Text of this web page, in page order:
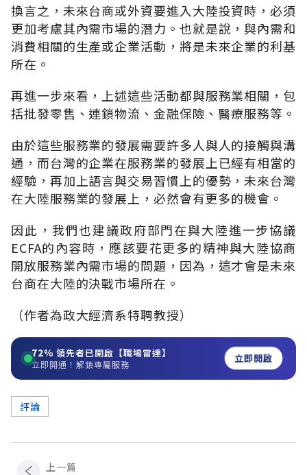
換言之，未來台商或外資要進入大陸投資時，必須
更加考慮其內需市場的潛力。也就是說，與內需和
消費相關的生產或企業活動，將是未來企業的利基
所在。
再進一步來看，上述這些活動都與服務業相關，包
括批發零售、連鎖物流、金融保險、醫療服務等。
由於這些服務業的發展需要許多人與人的接觸與溝
通，而台灣的企業在服務業的發展上已經有相當的
經驗，再加上語言與交易習慣上的優勢，未來台灣
在大陸服務業的發展上，必然會有更多的機會。
因此，我們也建議政府部門在與大陸進一步協議
ECFA的內容時，應該要花更多的精神與大陸協商
開放服務業內需市場的問題，因為，這才會是未來
台商在大陸的決戰市場所在。
（作者為政大經濟系特聘教授）
72% 領先者已開啟【職場雷達】
立即開通！解鎖專屬服務 立即開啟
評論
上一篇